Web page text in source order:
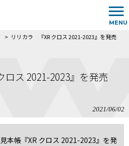
MENU
> リリカラ 『XR クロス 2021-2023』を発売
ス 2021-2023』を発売
2021/06/02
本帳『XR クロス 2021-2023』を発